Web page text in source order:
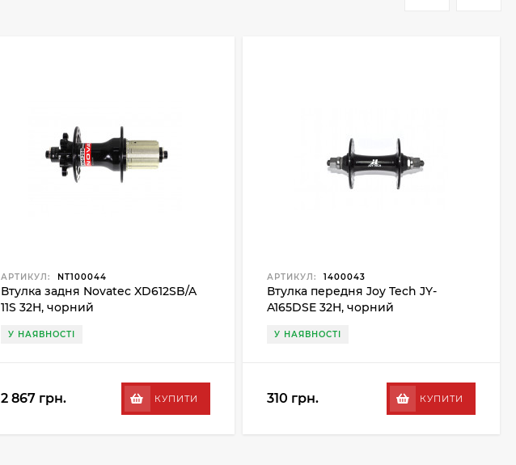
АРТИКУЛ: NT100044
Втулка задня Novatec XD612SB/A
11S 32H, чорний
У НАЯВНОСТІ
2 867 грн. КУПИТИ
АРТИКУЛ: 1400043
Втулка передня Joy Tech JY-
A165DSE 32H, чорний
У НАЯВНОСТІ
310 грн. КУПИТИ